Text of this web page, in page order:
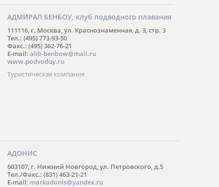
АДМИРАЛ БЕНБОУ, клуб подводного плавания
111116, г. Москва, ул. Краснознаменная, д. 3, стр. 3
Тел.: (495) 773-93-50
Факс.: (495) 362-76-21
E-mail: alib-benbow@mail.ru
www.podvodoy.ru
Туристическая компания
АДОНИС
603107, г. Нижний Новгород, ул. Петровского, д.5
Тел./Факс.: (831) 463-21-21
E-mail: markadonis@yandex.ru